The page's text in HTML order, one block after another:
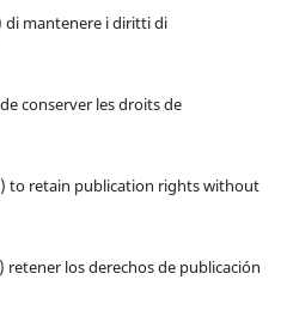
di mantenere i diritti di
conserver les droits de
to retain publication rights without
los derechos de publicación